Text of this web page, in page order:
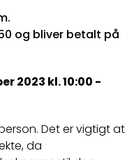
og bliver betalt på
2023 kl. 10:00 -
Det er vigtigt at
da